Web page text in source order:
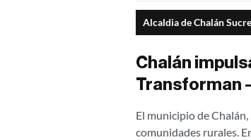
Alcaldia de Chalán Sucre
Chalán
Transforman
El municipio de
comunidades rurales.